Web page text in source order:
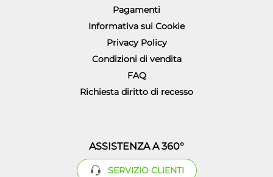
Pagamenti
Informativa sui Cookie
Privacy Policy
Condizioni di vendita
FAQ
Richiesta diritto di recesso
ASSISTENZA A 360°
SERVIZIO CLIENTI